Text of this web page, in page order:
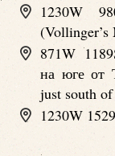
1230W
(Vollinger’s
871W
на юге от
just south
1230W